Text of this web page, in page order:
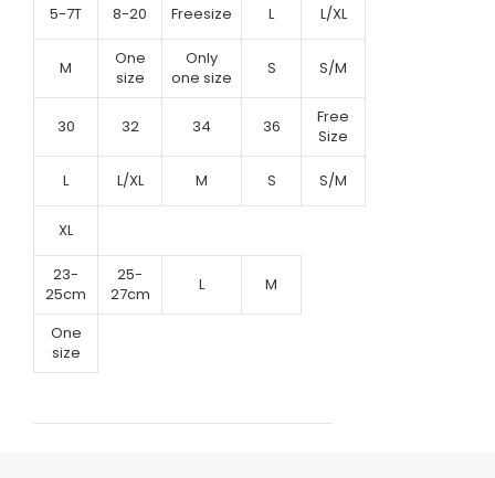
5-7T 8-20 Freesize L L/XL
M
One
size
Only
one size
S S/M
30 32 34 36
Free
Size
L L/XL M S S/M
XL
23-
25cm
25-
27cm
L M
One
size